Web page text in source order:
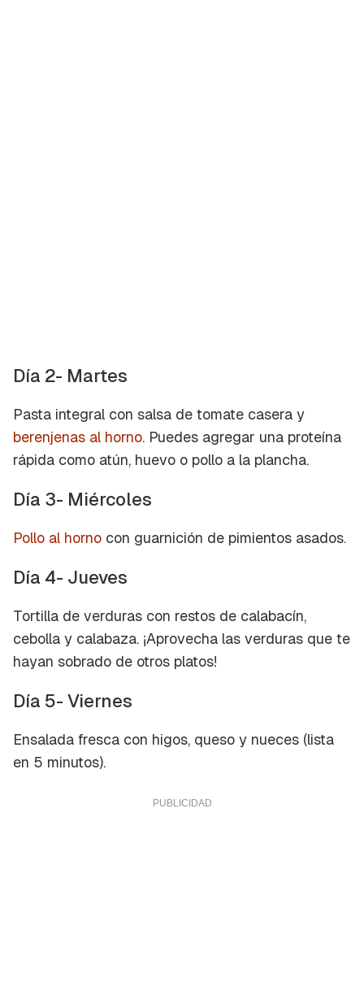
Día 2- Martes
Pasta integral con salsa de tomate casera y
berenjenas al horno. Puedes agregar una proteína
rápida como atún, huevo o pollo a la plancha.
Día 3- Miércoles
Pollo al horno con guarnición de pimientos asados.
Día 4- Jueves
Tortilla de verduras con restos de calabacín,
cebolla y calabaza. ¡Aprovecha las verduras que te
hayan sobrado de otros platos!
Día 5- Viernes
Ensalada fresca con higos, queso y nueces (lista
en 5 minutos).